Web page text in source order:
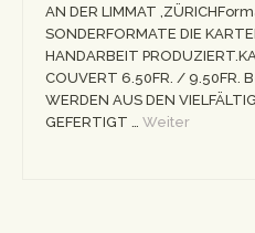
AN DER LIMMAT
SONDERFORMATE DIE
HANDARBEIT
COUVERT 6.50FR. / 9.50FR.
WERDEN AUS DEN
GEFERTIGT … Weiter